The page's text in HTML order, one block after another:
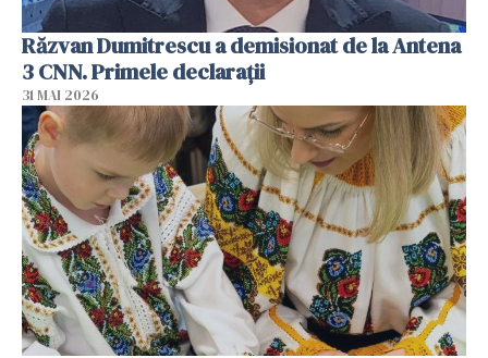
Răzvan Dumitrescu a demisionat de la Antena
3 CNN. Primele declarații
31 MAI 2026